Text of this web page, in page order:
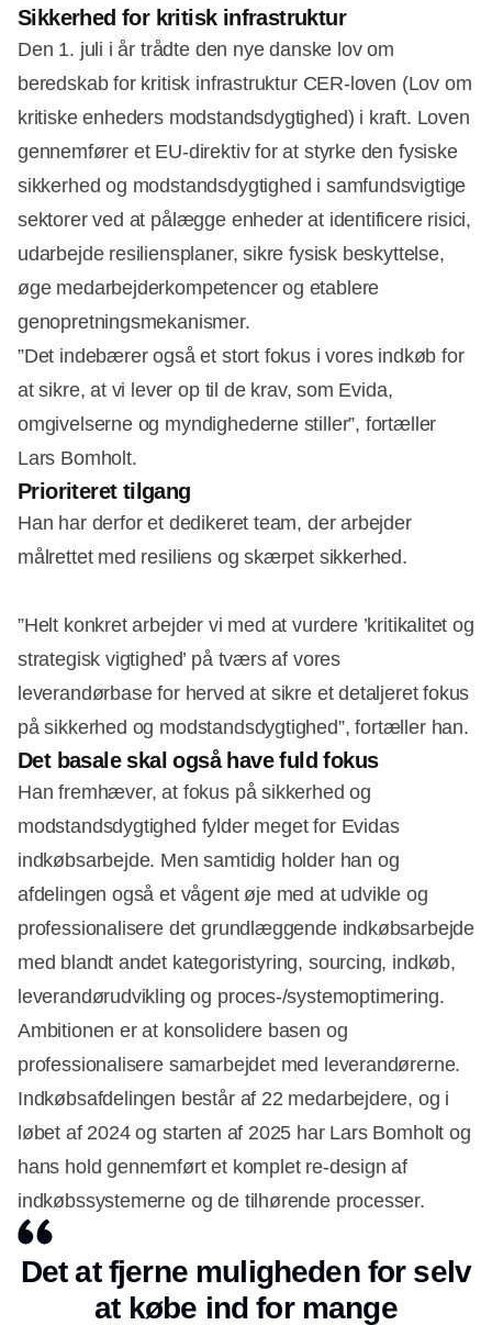
Sikkerhed for kritisk infrastruktur
Den 1. juli i år trådte den nye danske lov om
beredskab for kritisk infrastruktur CER-loven (Lov om
kritiske enheders modstandsdygtighed) i kraft. Loven
gennemfører et EU-direktiv for at styrke den fysiske
sikkerhed og modstandsdygtighed i samfundsvigtige
sektorer ved at pålægge enheder at identificere risici,
udarbejde resiliensplaner, sikre fysisk beskyttelse,
øge medarbejderkompetencer og etablere
genopretningsmekanismer.
”Det indebærer også et stort fokus i vores indkøb for
at sikre, at vi lever op til de krav, som Evida,
omgivelserne og myndighederne stiller”, fortæller
Lars Bomholt.
Prioriteret tilgang
Han har derfor et dedikeret team, der arbejder
målrettet med resiliens og skærpet sikkerhed.
”Helt konkret arbejder vi med at vurdere ’kritikalitet og
strategisk vigtighed’ på tværs af vores
leverandørbase for herved at sikre et detaljeret fokus
på sikkerhed og modstandsdygtighed”, fortæller han.
Det basale skal også have fuld fokus
Han fremhæver, at fokus på sikkerhed og
modstandsdygtighed fylder meget for Evidas
indkøbsarbejde. Men samtidig holder han og
afdelingen også et vågent øje med at udvikle og
professionalisere det grundlæggende indkøbsarbejde
med blandt andet kategoristyring, sourcing, indkøb,
leverandørudvikling og proces-/systemoptimering.
Ambitionen er at konsolidere basen og
professionalisere samarbejdet med leverandørerne.
Indkøbsafdelingen består af 22 medarbejdere, og i
løbet af 2024 og starten af 2025 har Lars Bomholt og
hans hold gennemført et komplet re-design af
indkøbssystemerne og de tilhørende processer.
Det at fjerne muligheden for selv
at købe ind for mange